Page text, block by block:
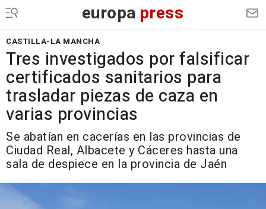
europa press
CASTILLA-LA MANCHA
Tres investigados por falsificar
certificados sanitarios para
trasladar piezas de caza en
varias provincias
Se abatían en cacerías en las provincias de
Ciudad Real, Albacete y Cáceres hasta una
sala de despiece en la provincia de Jaén